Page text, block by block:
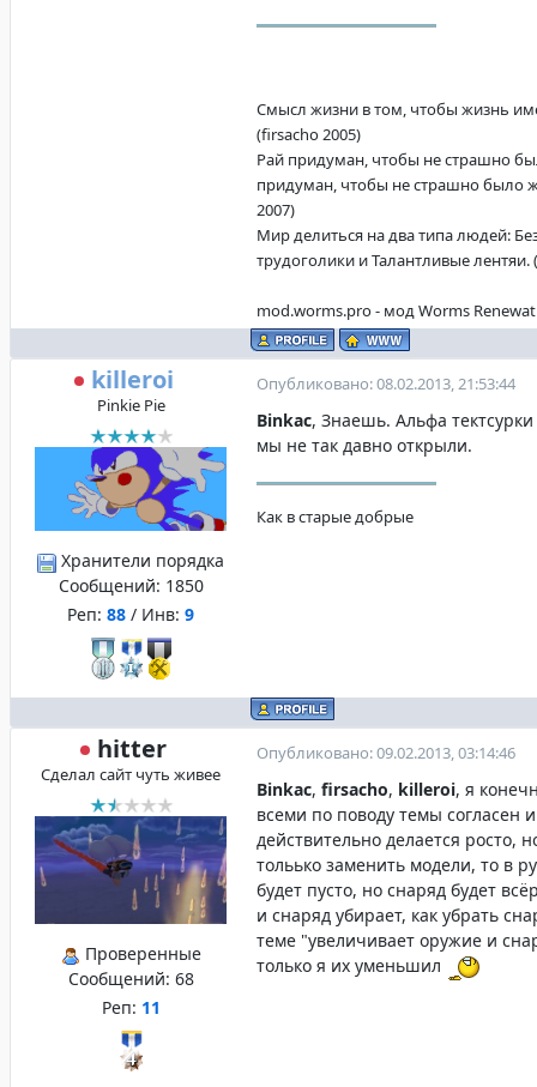
Смысл жизни в том, чтобы жизнь
(firsacho 2005)
Рай придуман, чтобы не страшно
придуман, чтобы не страшно было
2007)
Мир делиться на два типа людей:
трудоголики и Талантливые лентяи.
mod.worms.pro - мод Worms
killeroi
Pinkie Pie
Хранители порядка
Сообщений: 1850
Реп: 88 / Инв: 9
Опубликовано: 08.02.2013, 21:53:44
Binkac, Знаешь. Альфа
мы не так давно открыли.
Как в старые добрые
hitter
Сделал сайт чуть живее
Проверенные
Сообщений: 68
Реп: 11
Опубликовано: 09.02.2013, 03:14:46
Binkac, firsacho, killeroi, я
всеми по поводу темы согласен
действительно делается росто,
тольько заменить модели, то в
будет пусто, но снаряд будет
и снаряд убирает, как убрать
теме "увеличивает оружие и
только я их уменьшил